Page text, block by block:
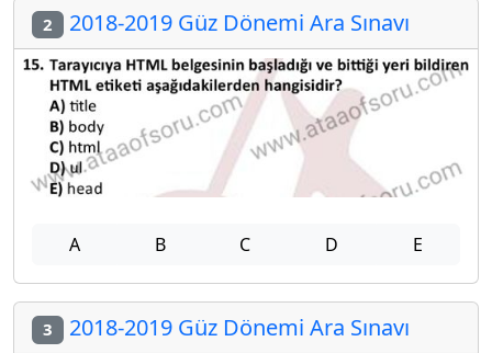
2 2018-2019 Güz Dönemi Ara Sınavı
A B C D E
3 2018-2019 Güz Dönemi Ara Sınavı